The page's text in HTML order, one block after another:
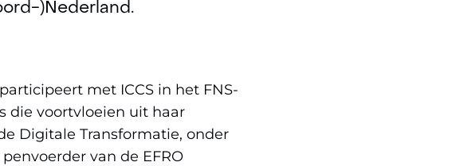
)Nederland.
met ICCS in het FNS-
die voortvloeien uit haar
Digitale Transformatie, onder
van de EFRO